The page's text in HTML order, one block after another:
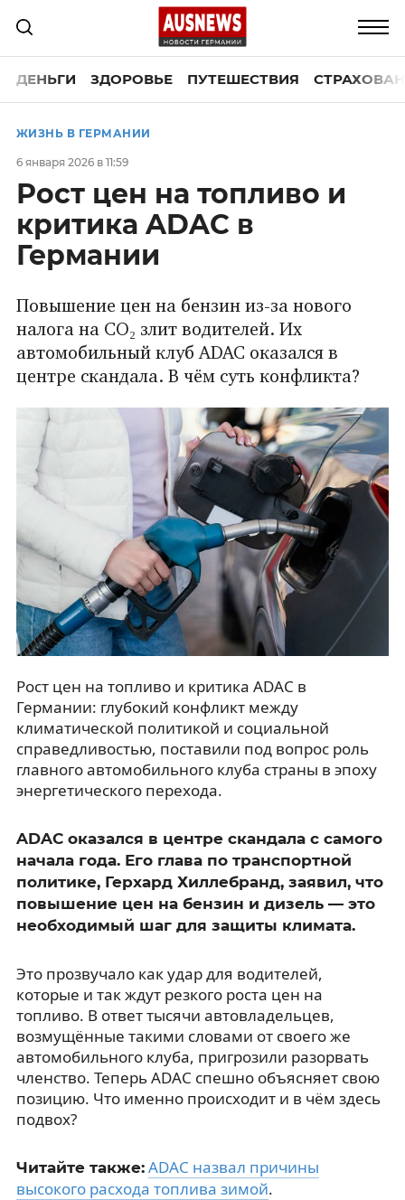
ДЕНЬГИ ЗДОРОВЬЕ ПУТЕШЕСТВИЯ
ЖИЗНЬ В ГЕРМАНИИ
6 января 2026 в 11:59
Рост цен на топливо и
критика ADAC в
Германии
Повышение цен на бензин из-за нового
налога на CO₂ злит водителей. Их
автомобильный клуб ADAC оказался в
центре скандала. В чём суть конфликта?
Рост цен на топливо и критика ADAC в
Германии: глубокий конфликт между
климатической политикой и социальной
справедливостью, поставили под вопрос роль
главного автомобильного клуба страны в эпоху
энергетического перехода.
ADAC оказался в центре скандала с самого
начала года. Его глава по транспортной
политике, Герхард Хиллебранд, заявил, что
повышение цен на бензин и дизель — это
необходимый шаг для защиты климата.
Это прозвучало как удар для водителей,
которые и так ждут резкого роста цен на
топливо. В ответ тысячи автовладельцев,
возмущённые такими словами от своего же
автомобильного клуба, пригрозили разорвать
членство. Теперь ADAC спешно объясняет свою
позицию. Что именно происходит и в чём здесь
подвох?
Читайте также: ADAC назвал причины
высокого расхода топлива зимой.